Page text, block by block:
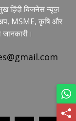
हिंदी बिजनेस न्यूज़
MSME, कृषि और